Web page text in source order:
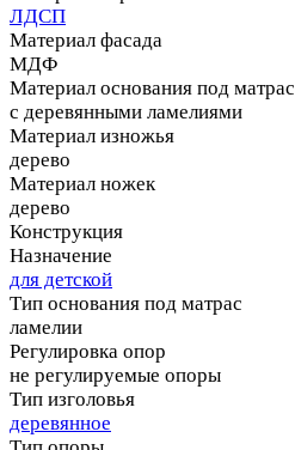
ЛДСП
Материал фасада
МДФ
Материал основания под матрас
с деревянными ламелиями
Материал изножья
дерево
Материал ножек
дерево
Конструкция
Назначение
для детской
Тип основания под матрас
ламелии
Регулировка опор
не регулируемые опоры
Тип изголовья
деревянное